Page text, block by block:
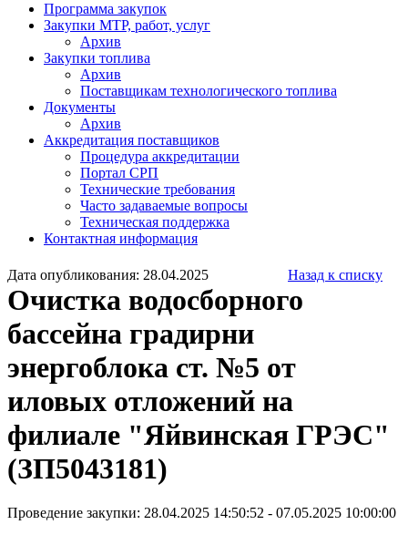
Программа закупок
Закупки МТР, работ, услуг
Архив
Закупки топлива
Архив
Поставщикам технологического топлива
Документы
Архив
Аккредитация поставщиков
Процедура аккредитации
Портал СРП
Технические требования
Часто задаваемые вопросы
Техническая поддержка
Контактная информация
Дата опубликования: 28.04.2025 Назад к списку
Очистка водосборного
бассейна градирни
энергоблока ст. №5 от
иловых отложений на
филиале "Яйвинская ГРЭС"
(ЗП5043181)
Проведение закупки: 28.04.2025 14:50:52 - 07.05.2025 10:00:00